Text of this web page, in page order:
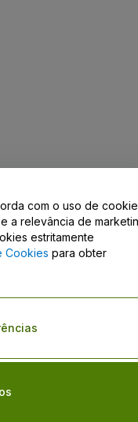
da Empresa
e Condições
as suas opções de
com o uso de
a relevância de
estritamente
Cookies para obter